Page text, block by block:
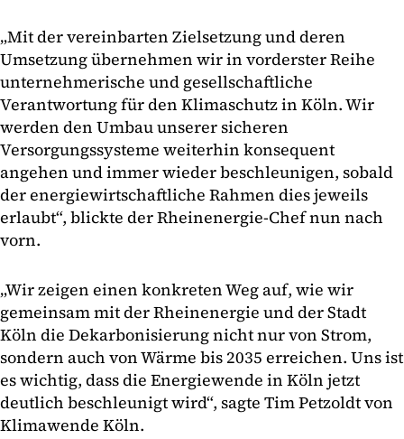
„Mit der vereinbarten Zielsetzung und deren
Umsetzung übernehmen wir in vorderster Reihe
unternehmerische und gesellschaftliche
Verantwortung für den Klimaschutz in Köln. Wir
werden den Umbau unserer sicheren
Versorgungssysteme weiterhin konsequent
angehen und immer wieder beschleunigen, sobald
der energiewirtschaftliche Rahmen dies jeweils
erlaubt“, blickte der Rheinenergie-Chef nun nach
vorn.
„Wir zeigen einen konkreten Weg auf, wie wir
gemeinsam mit der Rheinenergie und der Stadt
Köln die Dekarbonisierung nicht nur von Strom,
sondern auch von Wärme bis 2035 erreichen. Uns ist
es wichtig, dass die Energiewende in Köln jetzt
deutlich beschleunigt wird“, sagte Tim Petzoldt von
Klimawende Köln.